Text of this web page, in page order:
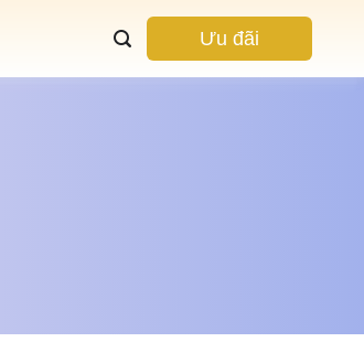
Ưu đãi